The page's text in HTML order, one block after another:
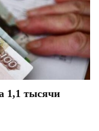
1,1 тысячи